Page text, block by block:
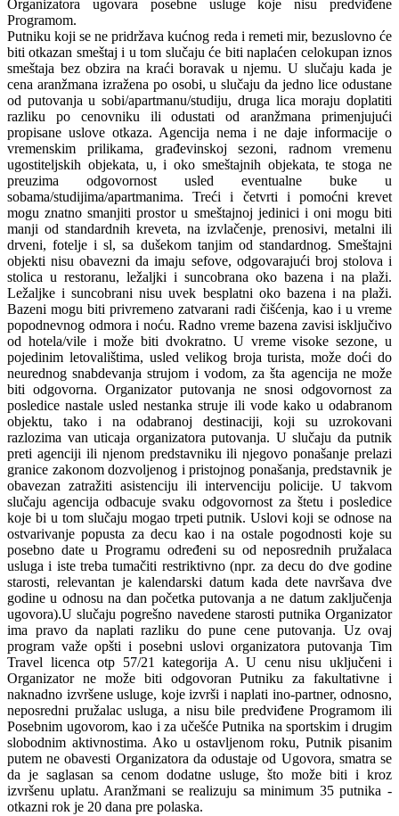
Organizatora ugovara posebne usluge koje nisu predviđene
Programom.
Putniku koji se ne pridržava kućnog reda i remeti mir, bezuslovno će
biti otkazan smeštaj i u tom slučaju će biti naplaćen celokupan iznos
smeštaja bez obzira na kraći boravak u njemu. U slučaju kada je
cena aranžmana izražena po osobi, u slučaju da jedno lice odustane
od putovanja u sobi/apartmanu/studiju, druga lica moraju doplatiti
razliku po cenovniku ili odustati od aranžmana primenjujući
propisane uslove otkaza. Agencija nema i ne daje informacije o
vremenskim prilikama, građevinskoj sezoni, radnom vremenu
ugostiteljskih objekata, u, i oko smeštajnih objekata, te stoga ne
preuzima odgovornost usled eventualne buke u
sobama/studijima/apartmanima. Treći i četvrti i pomoćni krevet
mogu znatno smanjiti prostor u smeštajnoj jedinici i oni mogu biti
manji od standardnih kreveta, na izvlačenje, prenosivi, metalni ili
drveni, fotelje i sl, sa dušekom tanjim od standardnog. Smeštajni
objekti nisu obavezni da imaju sefove, odgovarajući broj stolova i
stolica u restoranu, ležaljki i suncobrana oko bazena i na plaži.
Ležaljke i suncobrani nisu uvek besplatni oko bazena i na plaži.
Bazeni mogu biti privremeno zatvarani radi čišćenja, kao i u vreme
popodnevnog odmora i noću. Radno vreme bazena zavisi isključivo
od hotela/vile i može biti dvokratno. U vreme visoke sezone, u
pojedinim letovalištima, usled velikog broja turista, može doći do
neurednog snabdevanja strujom i vodom, za šta agencija ne može
biti odgovorna. Organizator putovanja ne snosi odgovornost za
posledice nastale usled nestanka struje ili vode kako u odabranom
objektu, tako i na odabranoj destinaciji, koji su uzrokovani
razlozima van uticaja organizatora putovanja. U slučaju da putnik
preti agenciji ili njenom predstavniku ili njegovo ponašanje prelazi
granice zakonom dozvoljenog i pristojnog ponašanja, predstavnik je
obavezan zatražiti asistenciju ili intervenciju policije. U takvom
slučaju agencija odbacuje svaku odgovornost za štetu i posledice
koje bi u tom slučaju mogao trpeti putnik. Uslovi koji se odnose na
ostvarivanje popusta za decu kao i na ostale pogodnosti koje su
posebno date u Programu određeni su od neposrednih pružalaca
usluga i iste treba tumačiti restriktivno (npr. za decu do dve godine
starosti, relevantan je kalendarski datum kada dete navršava dve
godine u odnosu na dan početka putovanja a ne datum zaključenja
ugovora).U slučaju pogrešno navedene starosti putnika Organizator
ima pravo da naplati razliku do pune cene putovanja. Uz ovaj
program važe opšti i posebni uslovi organizatora putovanja Tim
Travel licenca otp 57/21 kategorija A. U cenu nisu uključeni i
Organizator ne može biti odgovoran Putniku za fakultativne i
naknadno izvršene usluge, koje izvrši i naplati ino-partner, odnosno,
neposredni pružalac usluga, a nisu bile predviđene Programom ili
Posebnim ugovorom, kao i za učešće Putnika na sportskim i drugim
slobodnim aktivnostima. Ako u ostavljenom roku, Putnik pisanim
putem ne obavesti Organizatora da odustaje od Ugovora, smatra se
da je saglasan sa cenom dodatne usluge, što može biti i kroz
izvršenu uplatu. Aranžmani se realizuju sa minimum 35 putnika -
otkazni rok je 20 dana pre polaska.